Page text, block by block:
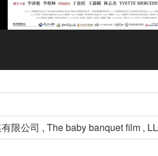
限公司 , The baby banquet film ,